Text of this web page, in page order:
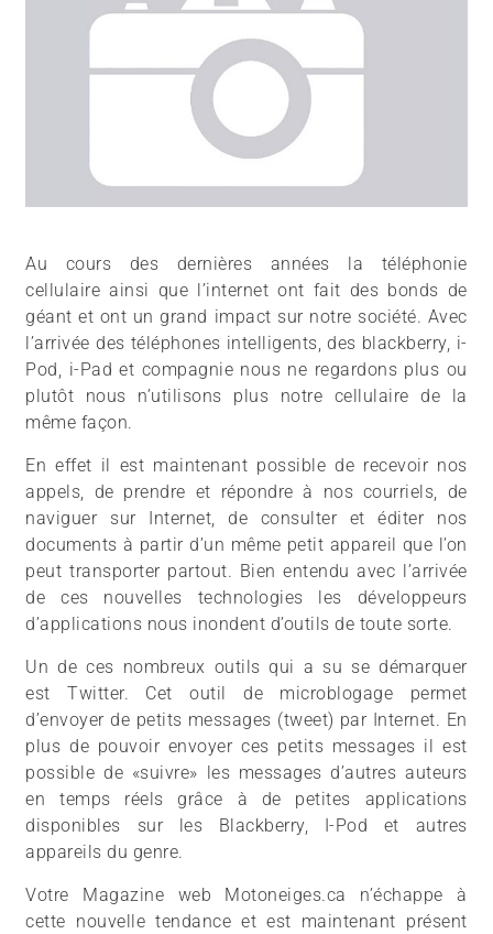
Au cours des dernières années la téléphonie
cellulaire ainsi que l’internet ont fait des bonds de
géant et ont un grand impact sur notre société. Avec
l’arrivée des téléphones intelligents, des blackberry, i-
Pod, i-Pad et compagnie nous ne regardons plus ou
plutôt nous n’utilisons plus notre cellulaire de la
même façon.
En effet il est maintenant possible de recevoir nos
appels, de prendre et répondre à nos courriels, de
naviguer sur Internet, de consulter et éditer nos
documents à partir d’un même petit appareil que l’on
peut transporter partout. Bien entendu avec l’arrivée
de ces nouvelles technologies les développeurs
d’applications nous inondent d’outils de toute sorte.
Un de ces nombreux outils qui a su se démarquer
est Twitter. Cet outil de microblogage permet
d’envoyer de petits messages (tweet) par Internet. En
plus de pouvoir envoyer ces petits messages il est
possible de «suivre» les messages d’autres auteurs
en temps réels grâce à de petites applications
disponibles sur les Blackberry, I-Pod et autres
appareils du genre.
Votre Magazine web Motoneiges.ca n’échappe à
cette nouvelle tendance et est maintenant présent